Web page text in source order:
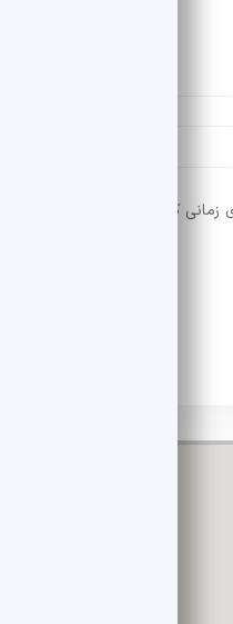
که دوباره دیدگاهی می‌نویسم.